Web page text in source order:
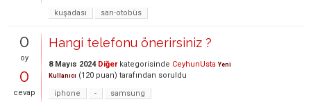
kuşadası
sarı-otobüs
0
oy
0
cevap
Hangi telefonu önerirsiniz ?
8 Mayıs 2024 Diğerkategorisinde CeyhunUsta Yeni
Kullanıcı (120 puan) tarafından soruldu
iphone
- samsung